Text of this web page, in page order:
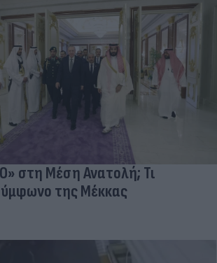
στη Μέση Ανατολή; Τι
της Μέκκας